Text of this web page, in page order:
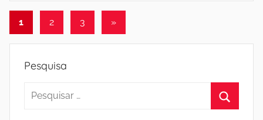
Paginação
dos
conteúdos
1 2 3
Artigos
seguintes
»
Pesquisa
Pesquisar